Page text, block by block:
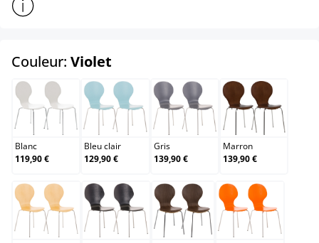
Couleur: Violet
Blanc
Blanc
119,90 €
Bleu clair
Bleu clair
129,90 €
Gris
Gris
139,90 €
Marron
Marron
139,90 €
Nature Noir Noyer Orange